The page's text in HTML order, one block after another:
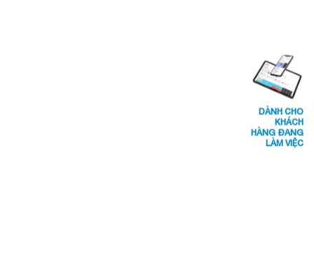
DÀNH CHO
KHÁCH
HÀNG ĐANG
LÀM VIỆC